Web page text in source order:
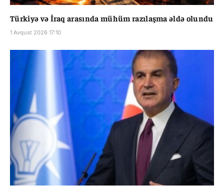
Türkiyə və İraq arasında mühüm razılaşma əldə olundu
1 Avqust 2026 17:10